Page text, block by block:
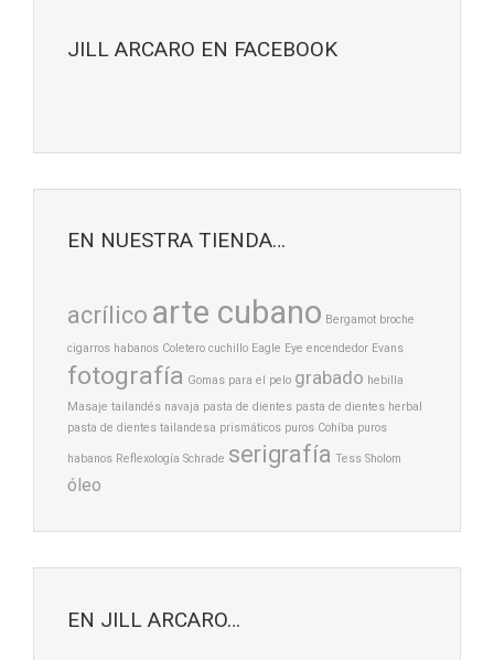
JILL ARCARO EN FACEBOOK
EN NUESTRA TIENDA…
acrílico arte cubano Bergamot broche
cigarros habanos Coletero cuchillo Eagle Eye encendedor Evans
fotografía Gomas para el pelo grabado hebilla
Masaje tailandés navaja pasta de dientes pasta de dientes herbal
pasta de dientes tailandesa prismáticos puros Cohíba puros
habanos Reflexología Schrade serigrafía Tess Sholom
óleo
EN JILL ARCARO…